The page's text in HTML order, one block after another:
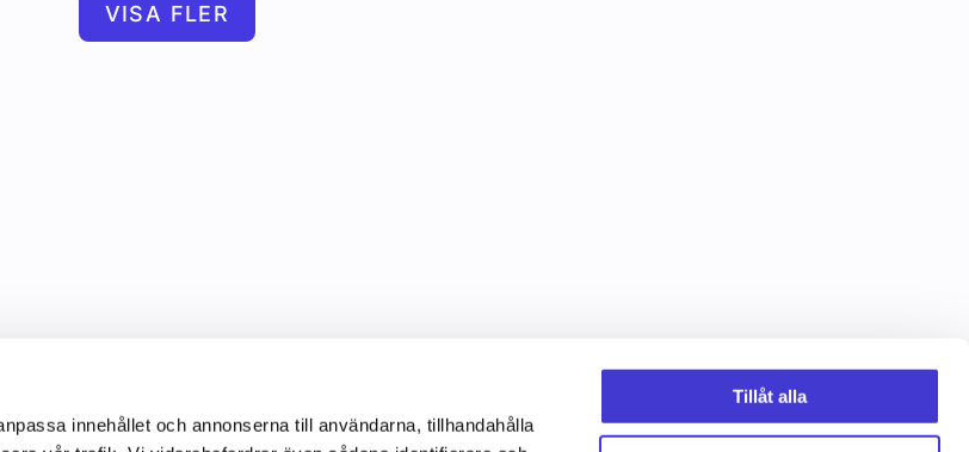
innehållet och annonserna till användarna, tillhandahålla
Tillåt alla
VISA FLER
Information